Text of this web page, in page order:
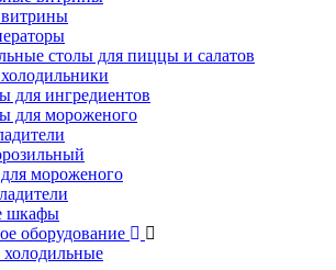
столы для пиццы и салатов
для ингредиентов
для мороженого
мороженого
шкафы
оборудование